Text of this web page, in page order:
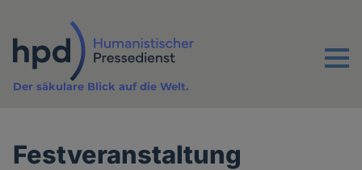
Inhalt
Menu
Der säkulare Blick auf die Welt.
Festveranstaltung